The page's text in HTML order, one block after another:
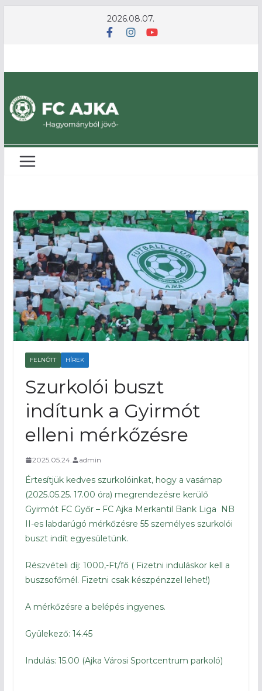
2026.08.07.
FELNŐTT HÍREK
Szurkolói buszt
indítunk a Gyirmót
elleni mérkőzésre
2025.05.24. admin
Értesítjük kedves szurkolóinkat, hogy a vasárnap
(2025.05.25. 17.00 óra) megrendezésre kerülő
Gyirmót FC Győr – FC Ajka Merkantil Bank Liga NB
II-es labdarúgó mérkőzésre 55 személyes szurkolói
buszt indít egyesületünk.
Részvételi díj: 1000,-Ft/fő ( Fizetni induláskor kell a
buszsofőrnél. Fizetni csak készpénzzel lehet!)
A mérkőzésre a belépés ingyenes.
Gyülekező: 14.45
Indulás: 15.00 (Ajka Városi Sportcentrum parkoló)